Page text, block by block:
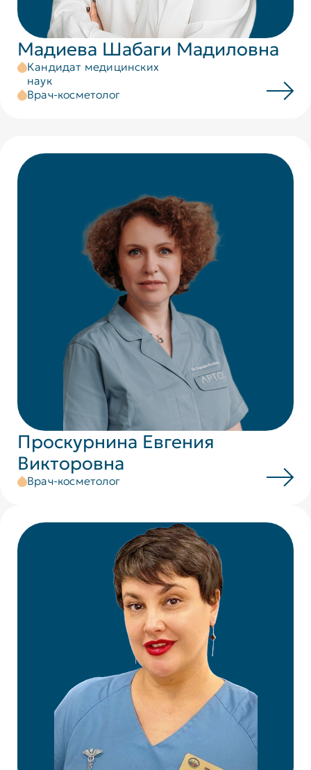
Мадиева Шабаги Мадиловна
Кандидат медицинских
наук
Врач-косметолог
Проскурнина Евгения
Викторовна
Врач-косметолог